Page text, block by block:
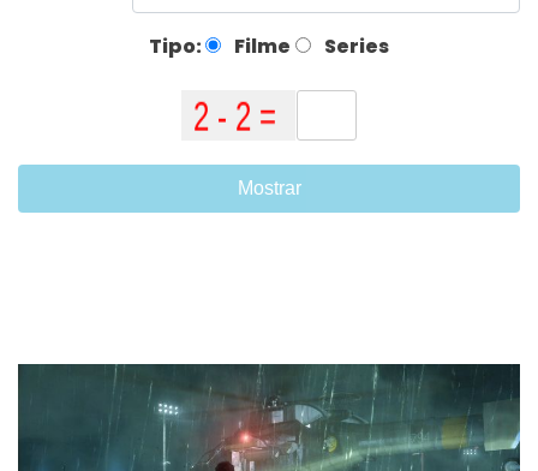
Tipo: Filme Series
Mostrar